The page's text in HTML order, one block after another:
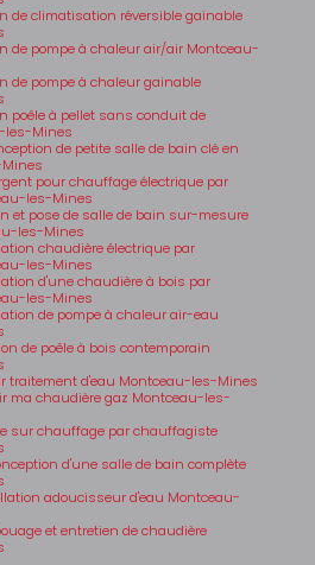
de climatisation réversible gainable
de pompe à chaleur air/air Montceau-
de pompe à chaleur gainable
poêle à pellet sans conduit de
les-Mines
de petite salle de bain clé en
pour chauffage électrique par
les-Mines
et pose de salle de bain sur-mesure
les-Mines
chaudière électrique par
les-Mines
d'une chaudière à bois par
les-Mines
de pompe à chaleur air-eau
de poêle à bois contemporain
traitement d'eau Montceau-les-Mines
ma chaudière gaz Montceau-les-
sur chauffage par chauffagiste
d'une salle de bain complète
adoucisseur d'eau Montceau-
et entretien de chaudière